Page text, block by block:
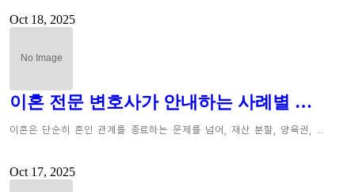
Oct 18, 2025
이혼 전문 변호사가 안내하는 사례별 …
이혼은 단순히 혼인 관계를 종료하는 문제를 넘어, 재산 분할, 양육권, …
Oct 17, 2025